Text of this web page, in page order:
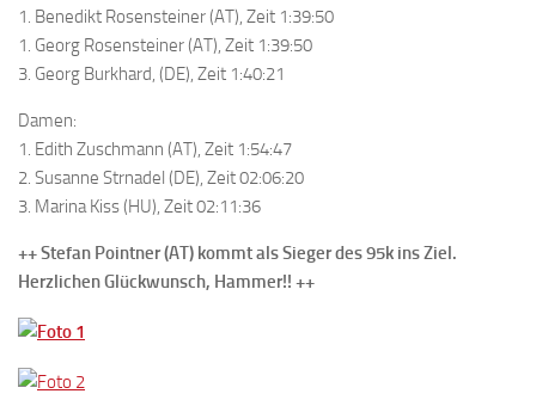
1. Benedikt Rosensteiner (AT), Zeit 1:39:50
1. Georg Rosensteiner (AT), Zeit 1:39:50
3. Georg Burkhard, (DE), Zeit 1:40:21
Damen:
1. Edith Zuschmann (AT), Zeit 1:54:47
2. Susanne Strnadel (DE), Zeit 02:06:20
3. Marina Kiss (HU), Zeit 02:11:36
++ Stefan Pointner (AT) kommt als Sieger des 95k ins Ziel.
Herzlichen Glückwunsch, Hammer!! ++